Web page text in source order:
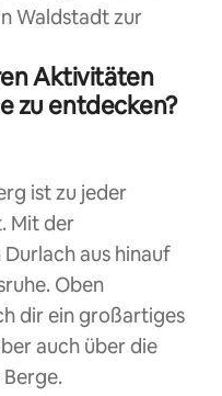
Waldstadt zur
Aktivitäten
zu entdecken?
ist zu jeder
Mit der
aus hinauf
Oben
dir ein großartiges
auch über die